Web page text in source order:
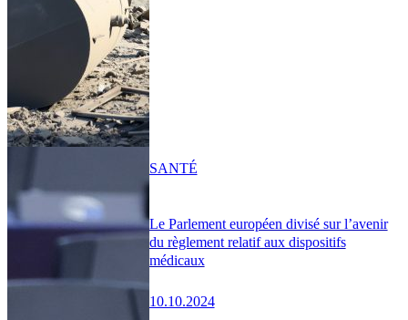
Le Parlement européen divisé sur l’avenir
du règlement relatif aux dispositifs
médicaux
10.10.2024
SANTÉ